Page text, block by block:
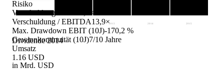
Risiko
Verschuldung / EBIT
5,1×
Verschuldung / EBITDA13,9×
Max. Drawdown EBIT (10J)-170,2 %
Gewinnkontinuität (10J)7/10 Jahre
Umsatz
in Mrd. USD
2011 2012 2013 2014 2015
Dividende 2014
1.16 USD